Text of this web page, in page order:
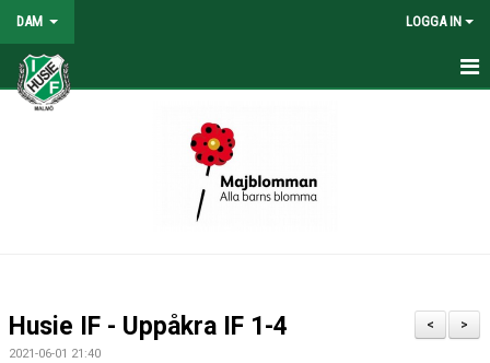
DAM LOGGA IN
HEM
MATCHER
>
<
Husie IF - Uppåkra IF 1-4
2021-06-01 21:40